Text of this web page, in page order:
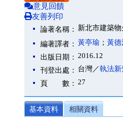
意見回饋
友善列印
論著名稱： 新北市建築
編著譯者： 黃亭瑜 ； 黃德
出版日期： 2016.12
刊登出處： 台灣／執法
頁 數： 27
基本資料 相關資料